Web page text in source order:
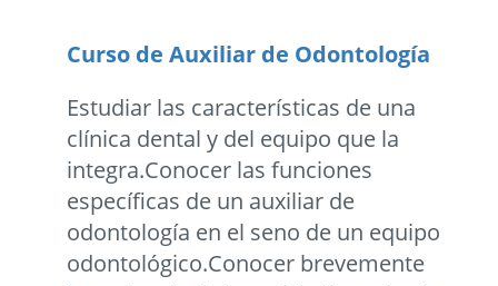
Curso de Auxiliar de Odontología
Estudiar las características de una
clínica dental y del equipo que la
integra.Conocer las funciones
específicas de un auxiliar de
odontología en el seno de un equipo
odontológico.Conocer brevemente